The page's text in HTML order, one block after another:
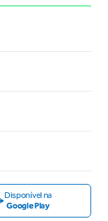
Disponível na
Google Play